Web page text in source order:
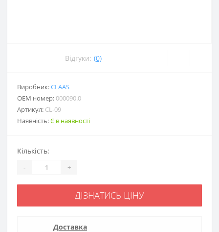
Відгуки: (0)
Виробник:CLAAS
ОЕМ номер:000090.0
Артикул: CL-09
Наявність:Є в наявності
Кількість:
- +
ДІЗНАТИСЬ ЦІНУ
Доставка